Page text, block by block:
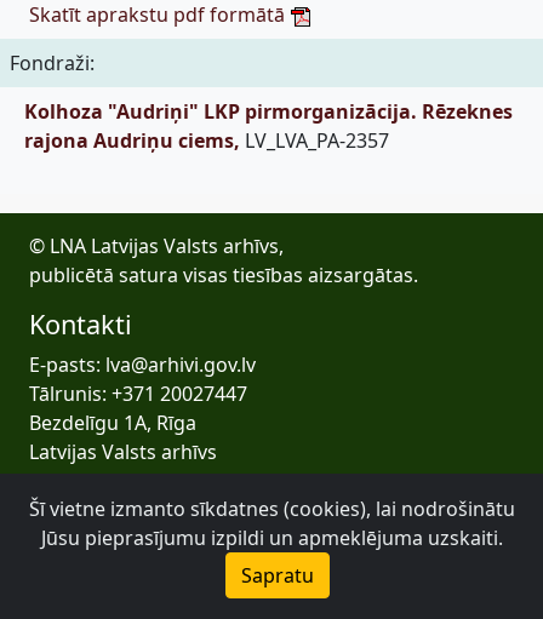
Skatīt aprakstu pdf formātā
Fondraži:
Kolhoza "Audriņi" LKP pirmorganizācija. Rēzeknes
rajona Audriņu ciems, LV_LVA_PA-2357
© LNA Latvijas Valsts arhīvs,
publicētā satura visas tiesības aizsargātas.
Kontakti
E-pasts: lva@arhivi.gov.lv
Tālrunis: +371 20027447
Bezdelīgu 1A, Rīga
Latvijas Valsts arhīvs
Šī vietne izmanto sīkdatnes (cookies), lai nodrošinātu
Jūsu pieprasījumu izpildi un apmeklējuma uzskaiti.
Sapratu